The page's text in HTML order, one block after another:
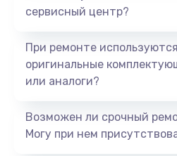
1060
сервисный центр?
При ремонте используются
оригинальные
или аналоги?
Возможен ли срочный
Могу при нем